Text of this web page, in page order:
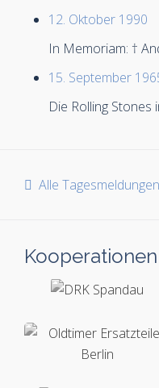
12. Oktober 1990
In Memoriam: †
15. September
Die Rolling Stones
Alle Tagesmeldungen
Kooperationen